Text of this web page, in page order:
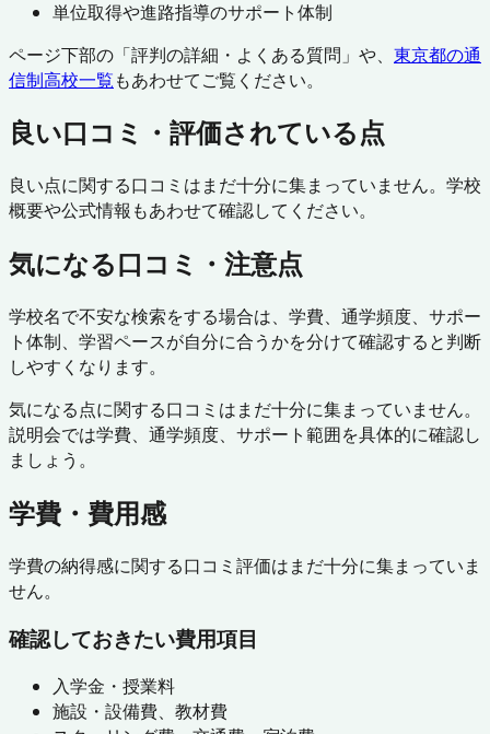
単位取得や進路指導のサポート体制
ページ下部の「評判の詳細・よくある質問」や、 東京都の通
信制高校一覧もあわせてご覧ください。
良い口コミ・評価されている点
良い点に関する口コミはまだ十分に集まっていません。学校
概要や公式情報もあわせて確認してください。
気になる口コミ・注意点
学校名で不安な検索をする場合は、学費、通学頻度、サポー
ト体制、学習ペースが自分に合うかを分けて確認すると判断
しやすくなります。
気になる点に関する口コミはまだ十分に集まっていません。
説明会では学費、通学頻度、サポート範囲を具体的に確認し
ましょう。
学費・費用感
学費の納得感に関する口コミ評価はまだ十分に集まっていま
せん。
確認しておきたい費用項目
入学金・授業料
施設・設備費、教材費